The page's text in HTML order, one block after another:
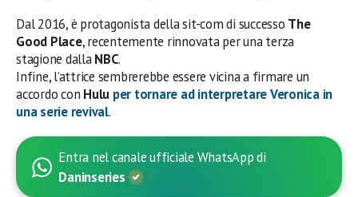
Dal 2016, è protagonista della sit-com di successo The
Good Place, recentemente rinnovata per una terza
stagione dallaNBC.
Infine, l’attrice sembrerebbe essere vicina a firmare un
accordo con Hulu per tornare ad interpretare Veronica in
una serie revival.
Entra nel canale ufficiale WhatsApp di
Daninseries